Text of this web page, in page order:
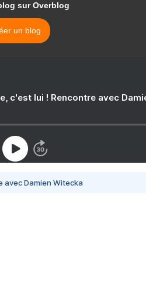
sur Overblog
un blog
c'est lui ! Rencontre avec
avec Damien Witecka